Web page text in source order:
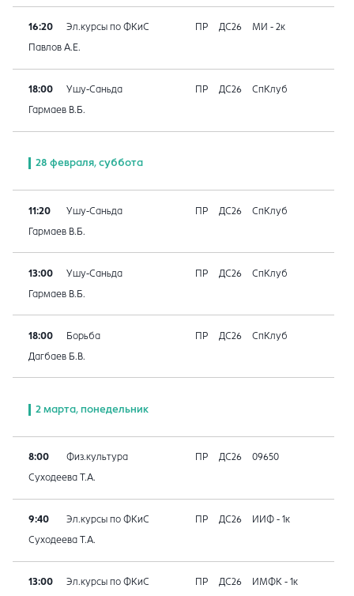
16:20 Эл.курсы по ФКиС ПР ДС26 МИ - 2к
Павлов А.Е.
18:00 Ушу-Саньда ПР ДС26 СпКлуб
Гармаев В.Б.
28 февраля, суббота
11:20 Ушу-Саньда ПР ДС26 СпКлуб
Гармаев В.Б.
13:00 Ушу-Саньда ПР ДС26 СпКлуб
Гармаев В.Б.
18:00 Борьба ПР ДС26 СпКлуб
Дагбаев Б.В.
2 марта, понедельник
8:00 Физ.культура ПР ДС26 09650
Суходеева Т.А.
9:40 Эл.курсы по ФКиС ПР ДС26 ИИФ - 1к
Суходеева Т.А.
13:00 Эл.курсы по ФКиС ПР ДС26 ИМФК - 1к